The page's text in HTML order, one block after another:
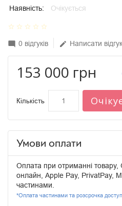
Наявність:
Очікується
star_border star_border star_border star_border star_border
mode_comment 0 відгуків edit Написати відгук
153 000 грн
Кількість
Умови оплати
Оплата при отриманні
онлайн, Apple Pay, PrivatPay,
частинами.
*Оплата частинами та розсрочка